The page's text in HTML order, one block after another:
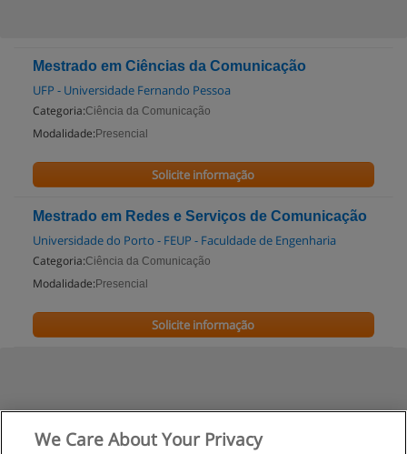
Mestrado em Ciências da Comunicação
UFP - Universidade Fernando Pessoa
Categoria:Ciência da Comunicação
Modalidade: Presencial
Solicite informação
Mestrado em Redes e Serviços de Comunicação
Universidade do Porto - FEUP - Faculdade de Engenharia
Categoria:Ciência da Comunicação
Modalidade: Presencial
Solicite informação
We Care About Your Privacy